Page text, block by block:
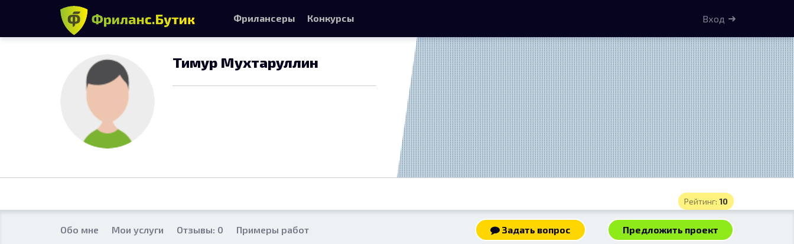
Тимур Мухтаруллин
Рейтинг: 10
Обо мне Мои услуги Отзывы: 0 Примеры работ Задать вопрос Предложить проект
Фрилансеры Конкурсы Вход